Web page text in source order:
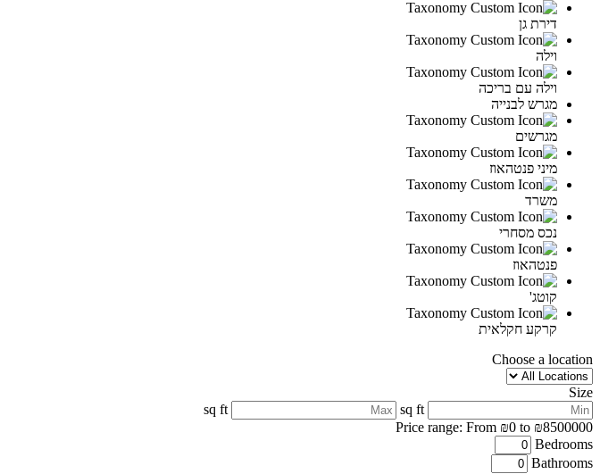
דירת גן
וילה
וילה עם בריכה
מגרש לבנייה
מגרשים
מיני פנטהאוז
משרד
נכס מסחרי
פנטהאוז
קוטג'
קרקע חקלאית
Choose a location
Size
sq ft
sq ft
Price range: From ₪0 to ₪8500000
Bedrooms
Bathrooms